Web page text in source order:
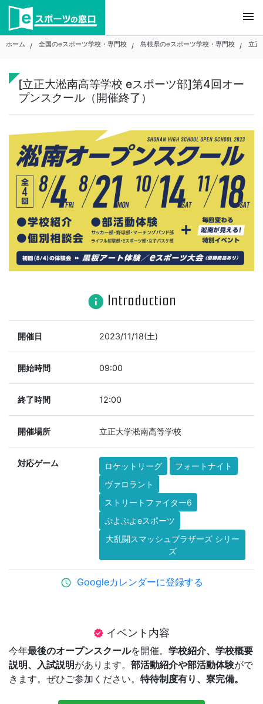
Skip
content
menu
ホーム 全国のeスポーツ学校・専門校 島根県のeスポーツ学校・専門校 立正
[立正大淞南高等学校 eスポーツ部]第4回オー
プンスクール（開催終了）
info Introduction
開催日 2023/11/18(土)
開始時間 09:00
終了時間 12:00
開催場所 立正大学淞南高等学校
対応ゲーム ロケットリーグ
フォートナイト
ヴァロラント
ストリートファイター6
ぷよぷよeスポーツ
大乱闘スマッシュブラザーズ シリー
ズ
schedule Googleカレンダーに登録する
verified イベント内容
今年最後のオープンスクールを開催。 学校紹介、学校概要
説明、入試説明があります。 部活動紹介や部活動体験がで
きます。ぜひご参加ください。 特待制度有り、寮完備。